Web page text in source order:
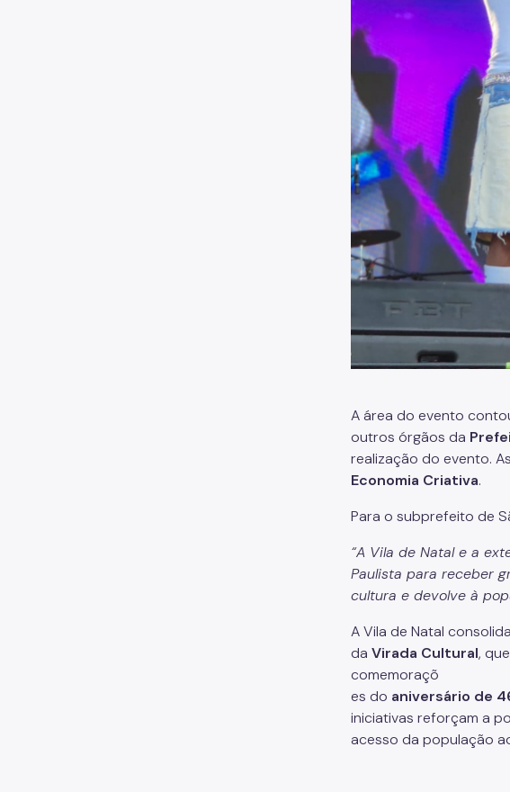
A área do evento
outros órgãos da
realização do evento.
Economia Criativa.
Para o subprefeito de
“A Vila de Natal e a
Paulista para receber
cultura e devolve à
A Vila de Natal
da Virada Cultural,
comemoraçõ
es do aniversário de
iniciativas reforçam a
acesso da população